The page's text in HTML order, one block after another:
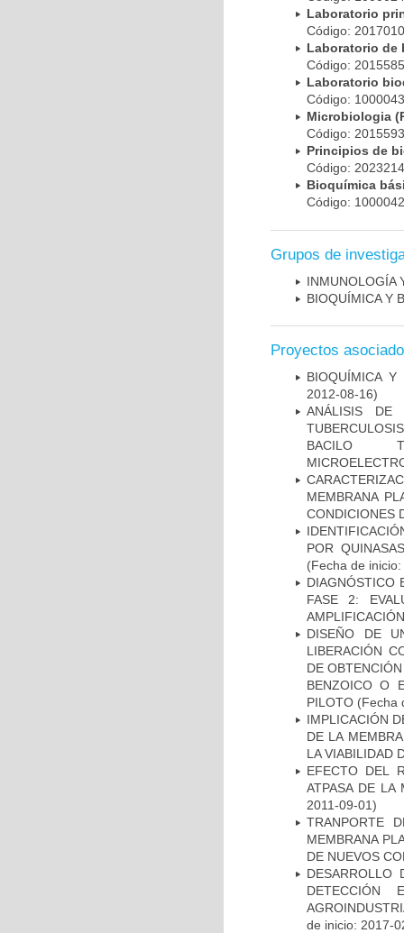
Laboratorio
Código:
Laboratorio de
Código:
Laboratorio
Código:
Microbiologia
Código:
Principios de
Código:
Bioquímica
Código:
Grupos de
INMUNOLOGÍA
BIOQUÍMICA Y
Proyectos
BIOQUÍMICA Y
2012-08-16)
ANÁLISIS DE
BACILO
MEMBRANA
CONDICIONES
POR
(Fecha de
DIAGNÓSTICO
FASE 2:
DISEÑO DE
LIBERACIÓN
DE
BENZOICO O
PILOTO (Fecha
IMPLICACIÓN
DE LA
LA VIABILIDAD
EFECTO DEL
ATPASA DE LA
2011-09-01)
TRANPORTE
MEMBRANA
DE NUEVOS
DESARROLLO
DETECCIÓN
de inicio: 2017-